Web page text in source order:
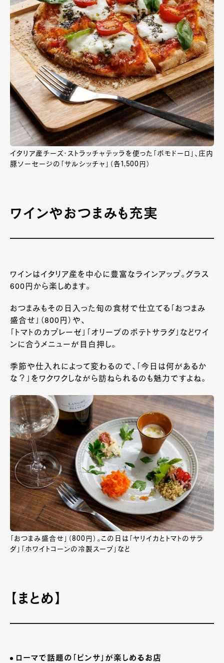
イタリア産チーズ・ストラッチャテッラを使った「ポモドーロ」、庄内
豚ソーセージの「サルシッチャ」（各1,500円）
ワインやおつまみも充実
ワインはイタリア産を中心に豊富なラインアップ。グラス
600円から楽しめます。
おつまみもその日入った旬の食材で仕立てる「おつまみ
盛合せ」（800円）や、
「トマトのカプレーゼ」「オリーブのポテトサラダ」などワイ
ンに合うメニューが目白押し。
季節や仕入れによって変わるので、「今日は何があるか
な？」をワクワクしながら訪ねられるのも魅力ですよね。
「おつまみ盛合せ」（800円）。この日は「ヤリイカとトマトのサラ
ダ」「ホワイトコーンの冷製スープ」など
【まとめ】
ローマで話題の「ピンサ」が楽しめるお店